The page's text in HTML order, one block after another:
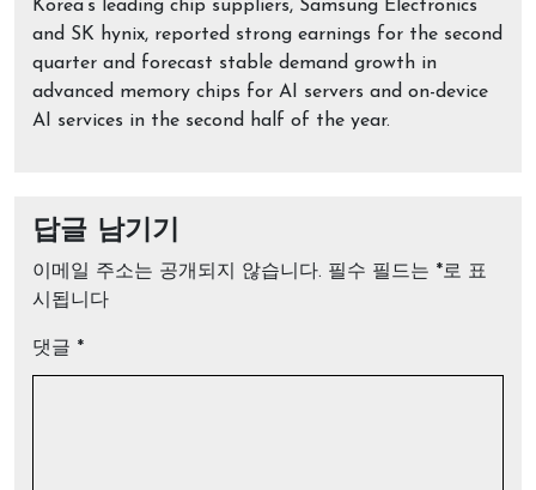
Korea’s leading chip suppliers, Samsung Electronics
and SK hynix, reported strong earnings for the second
quarter and forecast stable demand growth in
advanced memory chips for AI servers and on-device
AI services in the second half of the year.
답글 남기기
이메일 주소는 공개되지 않습니다. 필수 필드는 *로 표
시됩니다
댓글 *